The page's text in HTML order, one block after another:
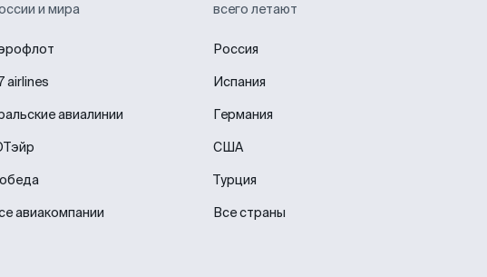
и мира
airlines
авиалинии
авиакомпании
всего летают
Россия
Испания
Германия
США
Турция
Все страны